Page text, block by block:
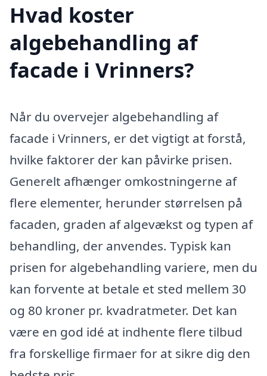
Hvad koster
algebehandling af
facade i Vrinners?
Når du overvejer algebehandling af
facade i Vrinners, er det vigtigt at forstå,
hvilke faktorer der kan påvirke prisen.
Generelt afhænger omkostningerne af
flere elementer, herunder størrelsen på
facaden, graden af algevækst og typen af
behandling, der anvendes. Typisk kan
prisen for algebehandling variere, men du
kan forvente at betale et sted mellem 30
og 80 kroner pr. kvadratmeter. Det kan
være en god idé at indhente flere tilbud
fra forskellige firmaer for at sikre dig den